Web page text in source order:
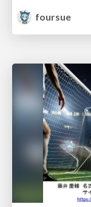
foursue